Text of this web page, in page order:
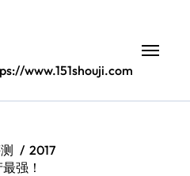
www.151shouji.com
2017
强！